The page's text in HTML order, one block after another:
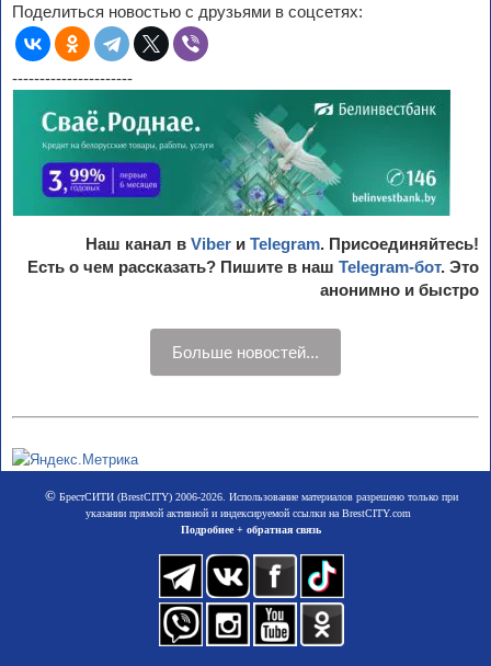
Поделиться новостью с друзьями в соцсетях:
----------------------
Наш канал в Viber и Telegram. Присоединяйтесь!
Есть о чем рассказать? Пишите в наш Telegram-бот. Это
анонимно и быстро
Больше новостей...
©БрестСИТИ (BrestCITY) 2006-2026. Использование материалов разрешено только при
указании прямой активной и индексируемой ссылки на BrestCITY.com
Подробнее + обратная связь